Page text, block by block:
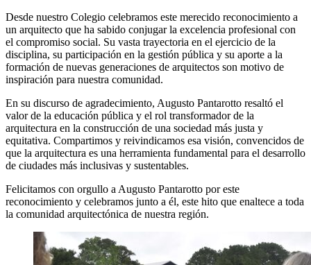
Desde nuestro Colegio celebramos este merecido reconocimiento a
un arquitecto que ha sabido conjugar la excelencia profesional con
el compromiso social. Su vasta trayectoria en el ejercicio de la
disciplina, su participación en la gestión pública y su aporte a la
formación de nuevas generaciones de arquitectos son motivo de
inspiración para nuestra comunidad.
En su discurso de agradecimiento, Augusto Pantarotto resaltó el
valor de la educación pública y el rol transformador de la
arquitectura en la construcción de una sociedad más justa y
equitativa. Compartimos y reivindicamos esa visión, convencidos de
que la arquitectura es una herramienta fundamental para el desarrollo
de ciudades más inclusivas y sustentables.
Felicitamos con orgullo a Augusto Pantarotto por este
reconocimiento y celebramos junto a él, este hito que enaltece a toda
la comunidad arquitectónica de nuestra región.